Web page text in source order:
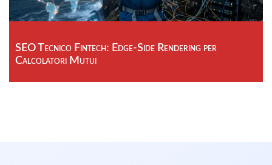
SEO Tecnico Fintech: Edge-Side Rendering per
Calcolatori Mutui